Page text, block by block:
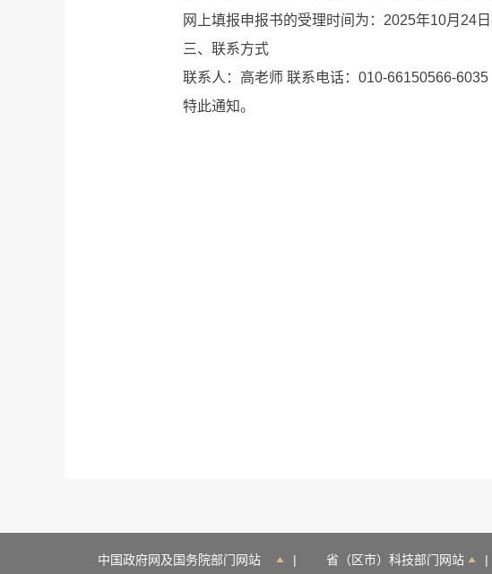
网上填报申报书的受理时间为：2025年10月24日
三、联系方式
联系人：高老师 联系电话：010-66150566-6035
特此通知。
中国政府网及国务院部门网站 | 省（区市）科技部门网站 |